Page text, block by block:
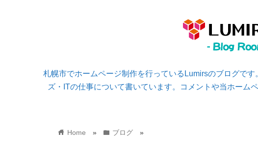
札幌市でホームページ制作を行っているLumirsのブログで
ズ・ITの仕事について書いています。コメントや当ホーム
home Home » folder ブログ »